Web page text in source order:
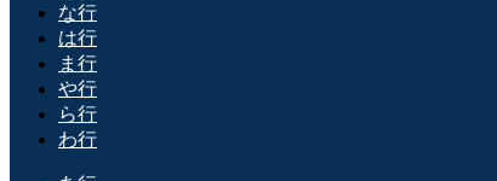
な行
は行
ま行
や行
ら行
わ行